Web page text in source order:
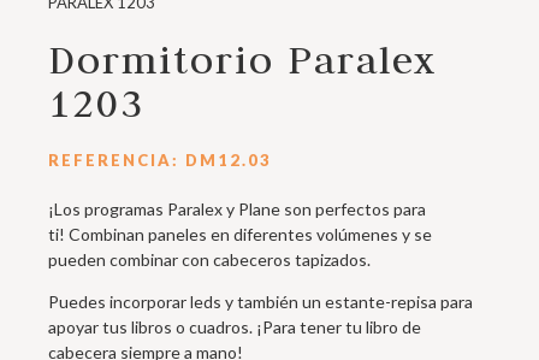
Dormitorio Paralex
1203
REFERENCIA: DM12.03
¡Los programas Paralex y Plane son perfectos para
ti! Combinan paneles en diferentes volúmenes y se
pueden combinar con cabeceros tapizados.
Puedes incorporar leds y también un estante-repisa para
apoyar tus libros o cuadros. ¡Para tener tu libro de
cabecera siempre a mano!